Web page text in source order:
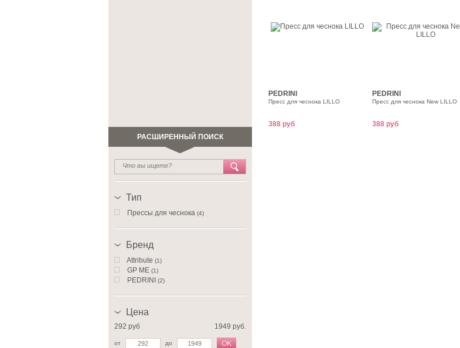
РАСШИРЕННЫЙ ПОИСК
Тип
Прессы для чеснока (4)
Бренд
Attribute (1)
GP ME (1)
PEDRINI (2)
Цена
292 руб 1949 руб.
от до OK
PEDRINI
Пресс для чеснока LILLO
388 руб
PEDRINI
Пресс для чеснока New LILLO
388 руб